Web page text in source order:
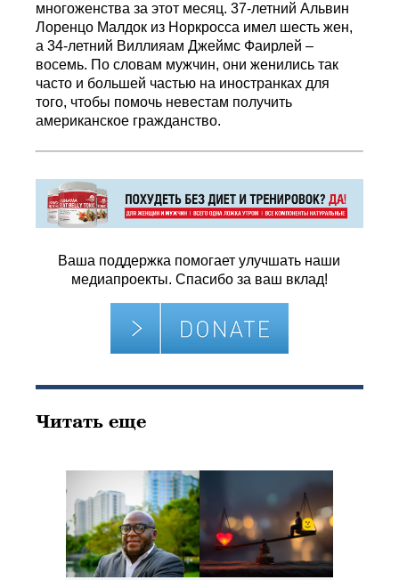
многоженства за этот месяц. 37-летний Альвин
Лоренцо Малдок из Норкросса имел шесть жен,
а 34-летний Виллияам Джеймс Фаирлей –
восемь. По словам мужчин, они женились так
часто и большей частью на иностранках для
того, чтобы помочь невестам получить
американское гражданство.
Ваша поддержка помогает улучшать наши
медиапроекты. Спасибо за ваш вклад!
Читать еще